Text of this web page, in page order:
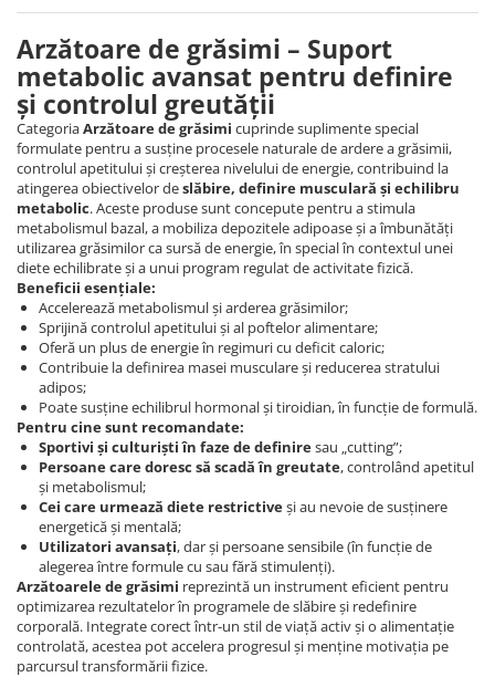
Arzătoare de grăsimi – Suport
metabolic avansat pentru definire
și controlul greutății
CategoriaArzătoare de grăsimi cuprinde suplimente special
formulate pentru a susține procesele naturale de ardere a grăsimii,
controlul apetitului și creșterea nivelului de energie, contribuind la
atingerea obiectivelor deslăbire, definire musculară și echilibru
metabolic. Aceste produse sunt concepute pentru a stimula
metabolismul bazal, a mobiliza depozitele adipoase și a îmbunătăți
utilizarea grăsimilor ca sursă de energie, în special în contextul unei
diete echilibrate și a unui program regulat de activitate fizică.
Beneficii esențiale:
Accelerează metabolismul și arderea grăsimilor;
Sprijină controlul apetitului și al poftelor alimentare;
Oferă un plus de energie în regimuri cu deficit caloric;
Contribuie la definirea masei musculare și reducerea stratului
adipos;
Poate susține echilibrul hormonal și tiroidian, în funcție de formulă.
Pentru cine sunt recomandate:
Sportivi și culturiști în faze de definiresau „cutting”;
Persoane care doresc să scadă în greutate, controlând apetitul
și metabolismul;
Cei care urmează diete restrictiveși au nevoie de susținere
energetică și mentală;
Utilizatori avansați, dar și persoane sensibile (în funcție de
alegerea între formule cu sau fără stimulenți).
Arzătoarele de grăsimi reprezintă un instrument eficient pentru
optimizarea rezultatelor în programele de slăbire și redefinire
corporală. Integrate corect într-un stil de viață activ și o alimentație
controlată, acestea pot accelera progresul și menține motivația pe
parcursul transformării fizice.